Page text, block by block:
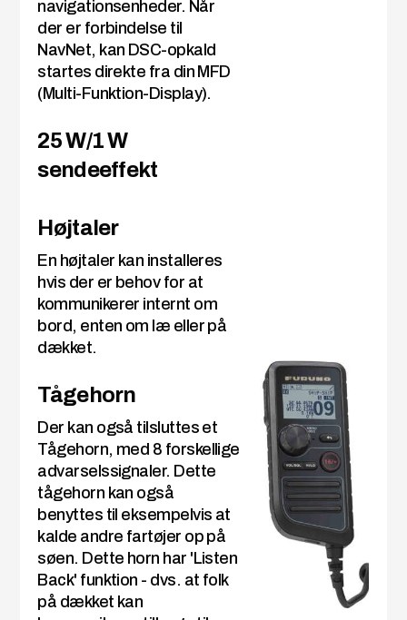
navigationsenheder. Når
der er forbindelse til
NavNet, kan DSC-opkald
startes direkte fra din MFD
(Multi-Funktion-Display).
25 W/1 W
sendeeffekt
Højtaler
En højtaler kan installeres
hvis der er behov for at
kommunikerer internt om
bord, enten om læ eller på
dækket.
Tågehorn
Der kan også tilsluttes et
Tågehorn, med 8 forskellige
advarselssignaler. Dette
tågehorn kan også
benyttes til eksempelvis at
kalde andre fartøjer op på
søen. Dette horn har 'Listen
Back' funktion - dvs. at folk
på dækket kan